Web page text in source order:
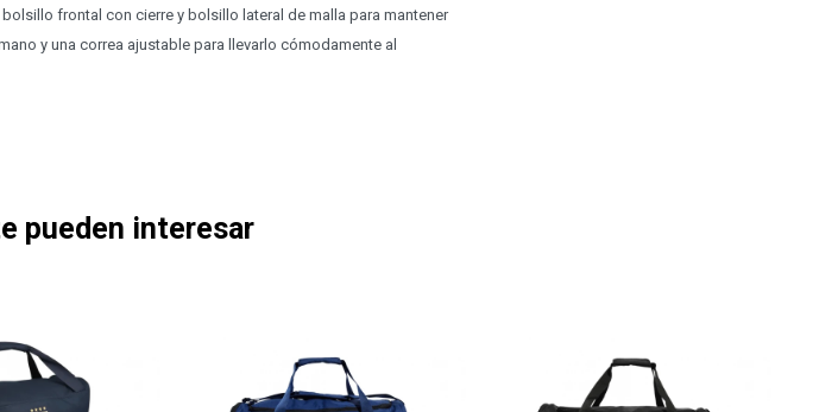
frontal con cierre y bolsillo lateral de malla para mantener
y una correa ajustable para llevarlo cómodamente al
pueden interesar